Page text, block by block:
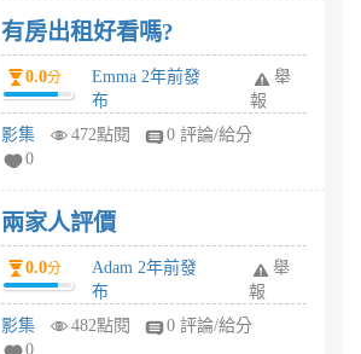
有房出租好看嗎?
0.0分
Emma 2年前發
布
舉
報
影集
472點閱
0 評論/給分
0
兩家人評價
0.0分
Adam 2年前發
布
舉
報
影集
482點閱
0 評論/給分
0